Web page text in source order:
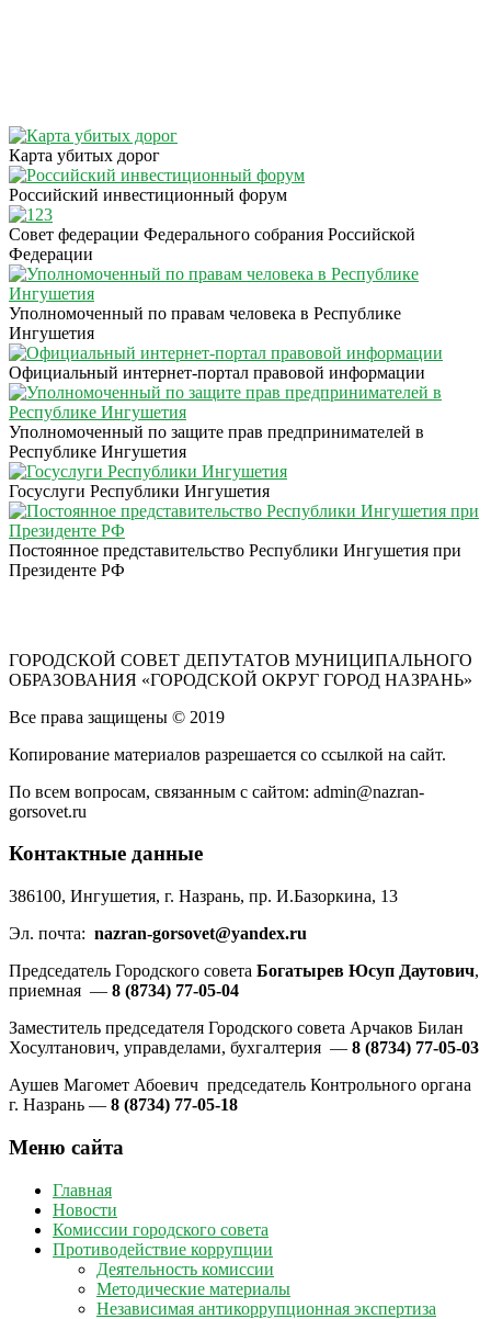
Карта убитых дорог
Российский инвестиционный форум
Совет федерации Федерального собрания Российской
Федерации
Уполномоченный по правам человека в Республике
Ингушетия
Официальный интернет-портал правовой информации
Уполномоченный по защите прав предпринимателей в
Республике Ингушетия
Госуслуги Республики Ингушетия
Постоянное представительство Республики Ингушетия при
Президенте РФ
ГОРОДСКОЙ СОВЕТ ДЕПУТАТОВ МУНИЦИПАЛЬНОГО
ОБРАЗОВАНИЯ «ГОРОДСКОЙ ОКРУГ ГОРОД НАЗРАНЬ»
Все права защищены © 2019
Копирование материалов разрешается со ссылкой на сайт.
По всем вопросам, связанным с сайтом: admin@nazran-
gorsovet.ru
Контактные данные
386100, Ингушетия, г. Назрань, пр. И.Базоркина, 13
Эл. почта: nazran-gorsovet@yandex.ru
Председатель Городского совета Богатырев Юсуп Даутович,
приемная — 8 (8734) 77-05-04
Заместитель председателя Городского совета Арчаков Билан
Хосултанович, управделами, бухгалтерия — 8 (8734) 77-05-03
Аушев Магомет Абоевич председатель Контрольного органа
г. Назрань — 8 (8734) 77-05-18
Меню сайта
Главная
Новости
Комиссии городского совета
Противодействие коррупции
Деятельность комиссии
Методические материалы
Независимая антикоррупционная экспертиза